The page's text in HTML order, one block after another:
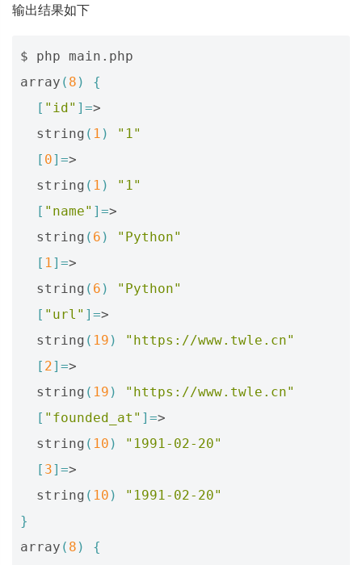
输出结果如下
$ php main.php
array ( 8 )
{
[ "id" ]=>
  string
( 1 )
"1"
[ 0]=>
  string
( 1 )
"1"
[ "name" ]=>
  string
( 6 )
"Python"
[ 1]=>
  string
( 6 )
"Python"
[ "url" ]=>
  string
( 19 )
"https://www.twle.cn"
[ 2]=>
  string
( 19 )
"https://www.twle.cn"
[ "founded_at" ]=>
  string
( 10 )
"1991-02-20"
[ 3]=>
  string
( 10 )
"1991-02-20"
}
array ( 8 )
{